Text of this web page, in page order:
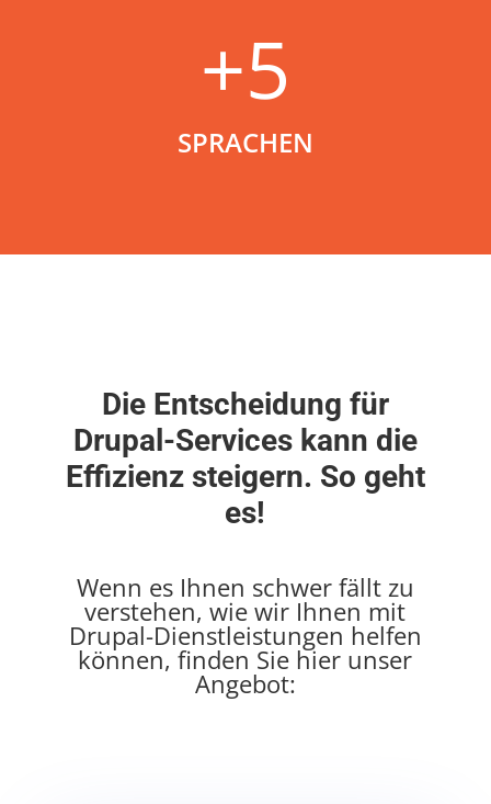
+5
SPRACHEN
Die Entscheidung für
Drupal-Services kann die
Effizienz steigern. So geht
es!
Wenn es Ihnen schwer fällt zu
verstehen, wie wir Ihnen mit
Drupal-Dienstleistungen helfen
können, finden Sie hier unser
Angebot: